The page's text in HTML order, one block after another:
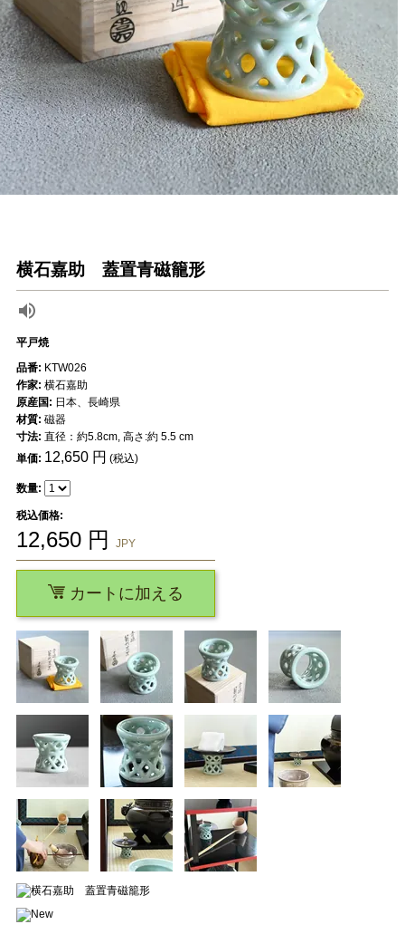
横石嘉助 蓋置青磁籠形
平戸焼
品番: KTW026
作家: 横石嘉助
原産国: 日本、長崎県
材質: 磁器
寸法: 直径：約5.8cm, 高さ:約 5.5 cm
単価: 12,650円 (税込)
数量:
税込価格:
12,650円 JPY
カートに加える